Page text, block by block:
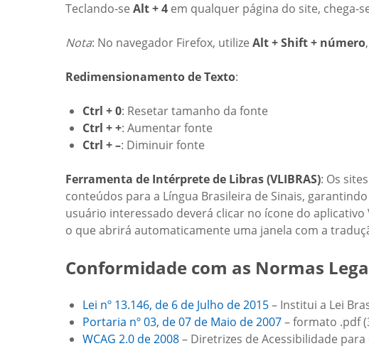
Teclando-se Alt + 4 em qualquer página do site, chega-
Nota: No navegador Firefox, utilize Alt + Shift + número
Redimensionamento de Texto:
Ctrl + 0: Resetar tamanho da fonte
Ctrl + +: Aumentar fonte
Ctrl + –: Diminuir fonte
Ferramenta de Intérprete de Libras (VLIBRAS): Os
conteúdos para a Língua Brasileira de Sinais,
usuário interessado deverá clicar no ícone do
o que abrirá automaticamente uma janela com a
Conformidade com as Normas
Lei nº 13.146, de 6 de Julho de 2015– Institui a Lei
Portaria nº 03, de 07 de Maio de 2007– formato .pdf
WCAG 2.0 de 2008– Diretrizes de Acessibilidade